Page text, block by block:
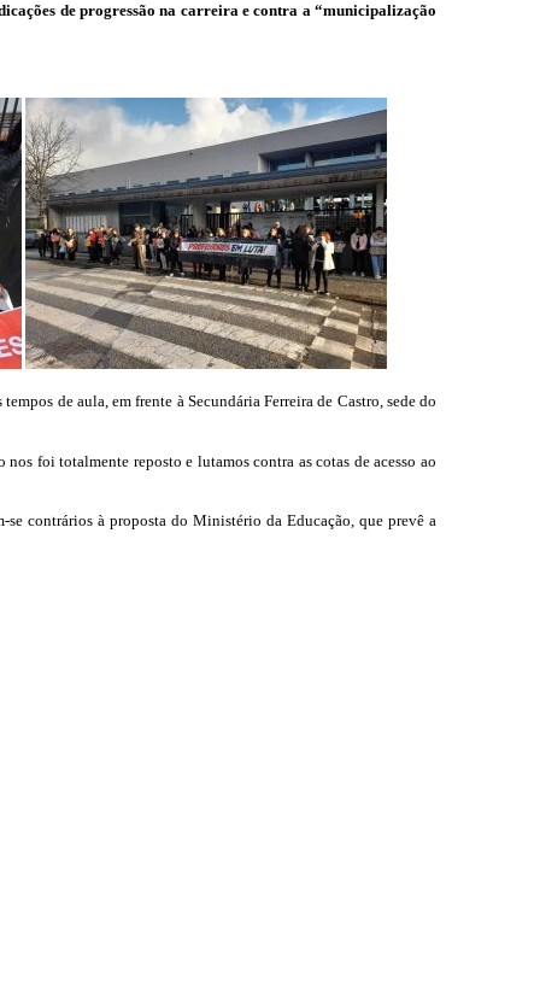
de progressão na carreira e contra a “municipalização
de aula, em frente à Secundária Ferreira de Castro, sede do
foi totalmente reposto e lutamos contra as cotas de acesso ao
se contrários à proposta do Ministério da Educação, que prevê a